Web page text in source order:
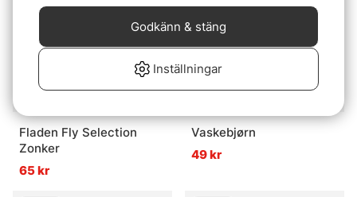
Fladen Fly Selection
Zonker
65 kr
Vaskebjørn
49 kr
Inställningar
Godkänn & stäng